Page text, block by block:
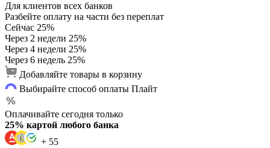
Для клиентов всех банков
Разбейте оплату на части без переплат
Сейчас 25%
Через 2 недели 25%
Через 4 недели 25%
Через 6 недель 25%
Добавляйте товары в корзину
Выбирайте способ оплаты Плайт
Оплачивайте сегодня только
25% картой любого банка
+ 55